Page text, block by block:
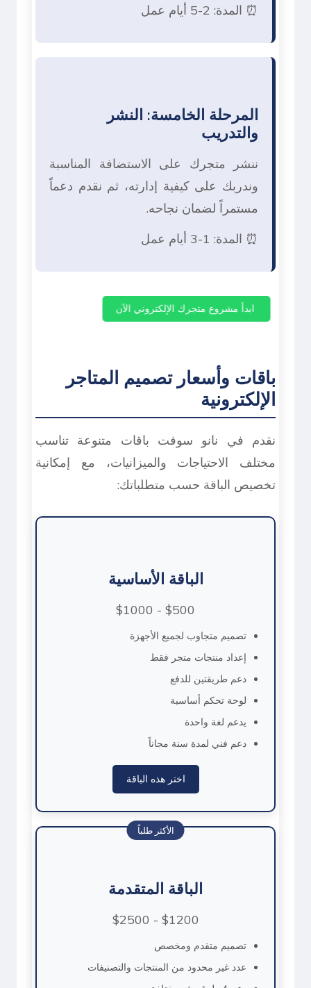
⏰ المدة: 2-5 أيام عمل
المرحلة الخامسة: النشر
والتدريب
ننشر متجرك على الاستضافة المناسبة
وندربك على كيفية إدارته، ثم نقدم دعماً
مستمراً لضمان نجاحه.
⏰ المدة: 1-3 أيام عمل
ابدأ مشروع متجرك الإلكتروني الآن
باقات وأسعار تصميم المتاجر
الإلكترونية
نقدم في نانو سوفت باقات متنوعة تناسب
مختلف الاحتياجات والميزانيات، مع إمكانية
تخصيص الباقة حسب متطلباتك:
الباقة الأساسية
$500 - $1000
تصميم متجاوب لجميع الأجهزة
إعداد منتجات متجر فقط
دعم طريقتين للدفع
لوحة تحكم أساسية
يدعم لغة واحدة
دعم فني لمدة سنة مجاناً
اختر هذه الباقة
الأكثر طلباً
الباقة المتقدمة
$1200 - $2500
تصميم متقدم ومخصص
عدد غير محدود من المنتجات والتصنيفات